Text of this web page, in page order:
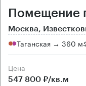
Помещение
Москва,
Таганская → 360 м
Цена
547 800 ₽/кв.м